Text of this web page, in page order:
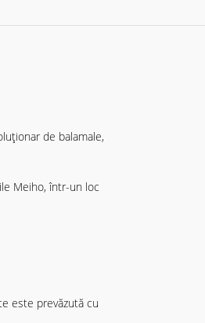
de balamale,
Meiho, într-un loc
este prevăzută cu